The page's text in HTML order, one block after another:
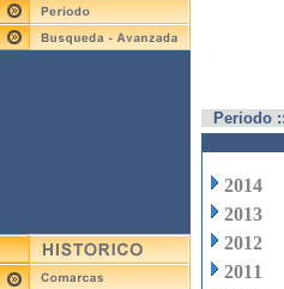
Periodo
2014
2013
2012
2011